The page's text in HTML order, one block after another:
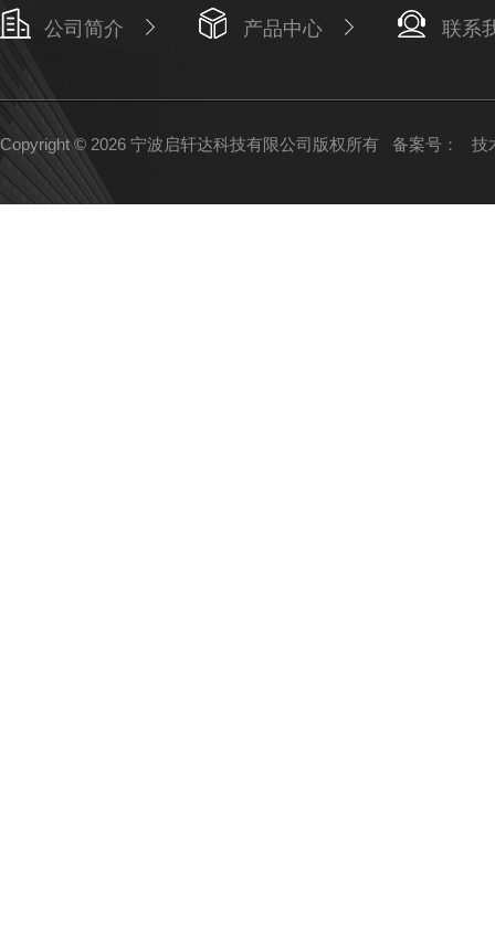
公司简介 产品中心 联系
Copyright © 2026 宁波启轩达科技有限公司版权所有 备案号： 技